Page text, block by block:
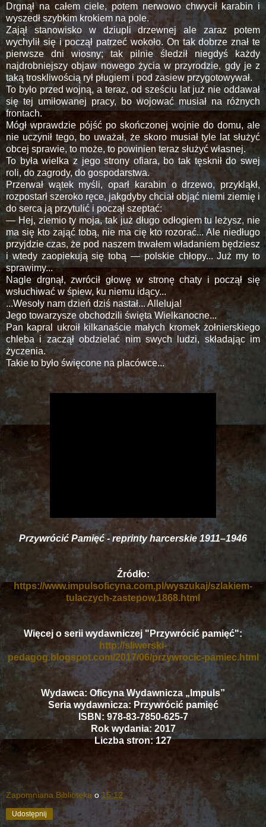
Drgnął na całem ciele, potem nerwowo chwycił karabin i
wyszedł szybkim krokiem na pole.
Zajął stanowisko w dziupli drzewnej ale zaraz potem
wychylił się i począł patrzeć wokoło. On tak dobrze znał te
pierwsze dni wiosny; tak pilnie śledził niegdyś każdy
najdrobniejszy objaw nowego życia w przyrodzie, gdy je z
taką troskliwością rył pługiem i pod zasiew przygotowywał.
To było przed wojną, a teraz, od sześciu lat już nie oddawał
się tej umiłowanej pracy, bo wojować musiał na różnych
frontach.
Mógł wprawdzie pójść po skończonej wojnie do domu, ale
nie uczynił tego, bo uważał, że skoro musiał tyle lat służyć
obcej sprawie, to może, to powinien teraz służyć własnej.
To była wielka z jego strony ofiara, bo tak tęsknił do swej
roli, do zagrody, do gospodarstwa.
Przerwał wątek myśli, oparł karabin o drzewo, przykląkł,
rozpostarł szeroko ręce, jakgdyby chciał objąć niemi ziemię i
do serca ją przytulić i począł szeptać:
— Hej, ziemio ty moja, tak już długo odłogiem tu leżysz, nie
ma się kto zająć tobą, nie ma cię kto rozorać... Ale niedługo
przyjdzie czas, że pod naszem trwałem władaniem będziesz
i wtedy zaopiekują się tobą — polskie chłopy... Już my to
sprawimy...
Nagle drgnął, zwrócił głowę w stronę chaty i począł się
wsłuchiwać w śpiew, ku niemu idący...
...Wesoły nam dzień dziś nastał... Alleluja!
Jego towarzysze obchodzili święta Wielkanocne...
Pan kapral ukroił kilkanaście małych kromek żołnierskiego
chleba i zaczął obdzielać nim swych ludzi, składając im
życzenia.
Takie to było święcone na placówce...
Przywrócić Pamięć - reprinty harcerskie 1911–1946
Źródło:
https://www.impulsoficyna.com.pl/wyszukaj/szlakiem-
tulaczych-zastepow,1868.html
Więcej o serii wydawniczej "Przywrócić pamięć":
http://sliwerski-
pedagog.blogspot.com/2017/06/przywrocic-pamiec.html
Wydawca: Oficyna Wydawnicza „Impuls”
Seria wydawnicza: Przywrócić pamięć
ISBN: 978-83-7850-625-7
Rok wydania: 2017
Liczba stron: 127
Zapomniana Biblioteka o15:12
Udostępnij